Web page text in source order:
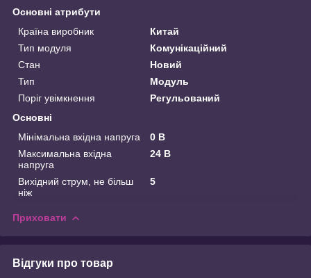
Основні атрибути
Країна виробник
Китай
Тип модуля
Комунікаційний
Стан
Новий
Тип
Модуль
Поріг увімкнення
Регульований
Основні
Мінімальна вхідна напруга
0 В
Максимальна вхідна
напруга
24 В
Вихідний струм, не більш
ніж
5
Приховати
Відгуки про товар